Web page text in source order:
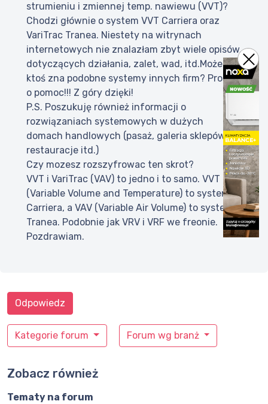
strumieniu i zmiennej temp. nawiewu (VVT)?
Chodzi głównie o system VVT Carriera oraz
VariTrac Tranea. Niestety na witrynach
internetowych nie znalazłam zbyt wiele opisów,
dotyczących działania, zalet, wad, itd.Może
ktoś zna podobne systemy innych firm? Proszę
o pomoc!!! Z góry dzięki!
P.S. Poszukuję również informacji o
rozwiązaniach systemowych w dużych
domach handlowych (pasaż, galeria sklepów,
restauracje itd.)
Czy mozesz rozszyfrowac ten skrot?
VVT i VariTrac (VAV) to jedno i to samo. VVT
(Variable Volume and Temperature) to system
Carriera, a VAV (Variable Air Volume) to system
Tranea. Podobnie jak VRV i VRF we freonie.
Pozdrawiam.
Kategorie forum Forum wg branż
Odpowiedz
Zobacz również
Tematy na forum